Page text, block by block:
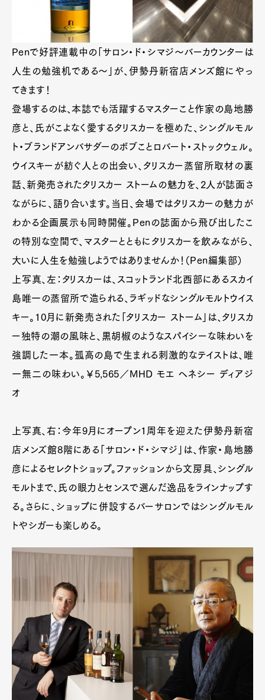
Penで好評連載中の「サロン・ド・シマジ～バーカウンターは
人生の勉強机である～」が、伊勢丹新宿店メンズ館にやっ
てきます！
登場するのは、本誌でも活躍するマスターこと作家の島地勝
彦と、氏がこよなく愛するタリスカーを極めた、シングルモル
ト・ブランドアンバサダーのボブことロバート・ストックウェル。
ウイスキーが紡ぐ人との出会い、タリスカー蒸留所取材の裏
話、新発売されたタリスカー ストームの魅力を、2人が誌面さ
ながらに、語り合います。当日、会場ではタリスカーの魅力が
わかる企画展示も同時開催。Penの誌面から飛び出したこ
の特別な空間で、マスターとともにタリスカーを飲みながら、
大いに人生を勉強しようではありませんか！（Pen編集部）
上写真、左：タリスカーは、スコットランド北西部にあるスカイ
島唯一の蒸留所で造られる、ラギッドなシングルモルトウイス
キー。10月に新発売された「タリスカー ストーム」は、タリスカ
ー独特の潮の風味と、黒胡椒のようなスパイシーな味わいを
強調した一本。孤高の島で生まれる刺激的なテイストは、唯
一無二の味わい。￥5,565／MHD モエ ヘネシー ディアジ
オ
上写真、右：今年9月にオープン1周年を迎えた伊勢丹新宿
店メンズ館8階にある「サロン・ド・シマジ」は、作家・島地勝
彦によるセレクトショップ。ファッションから文房具、シングル
モルトまで、氏の眼力とセンスで選んだ逸品をラインナップす
る。さらに、ショップに併設するバーサロンではシングルモル
トやシガーも楽しめる。